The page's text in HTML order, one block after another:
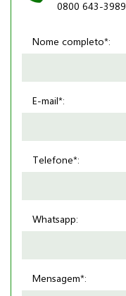
0800 643-3989
Nome completo*:
E-mail*:
Telefone*:
Whatsapp:
Mensagem*: